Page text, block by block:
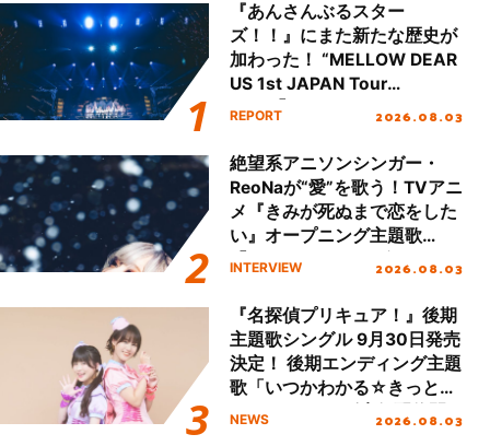
『あんさんぶるスター
ズ！！』にまた新たな歴史が
加わった！ “MELLOW DEAR
US 1st JAPAN Tour
Final「NICE to meet YOU
ート!!
REPORT 2026.08.03
絶望系アニソンシンガー・
ReoNaが“愛”を歌う！TVアニ
メ『きみが死ぬまで恋をした
い』オープニング主題歌
「Amore」インタビュー
INTERVIEW 2026.08.03
『名探偵プリキュア！』後期
主題歌シングル 9月30日発売
決定！ 後期エンディング主題
歌「いつかわかる☆きっとあ
える」TVサイズ先行配信開
NEWS 2026.08.03